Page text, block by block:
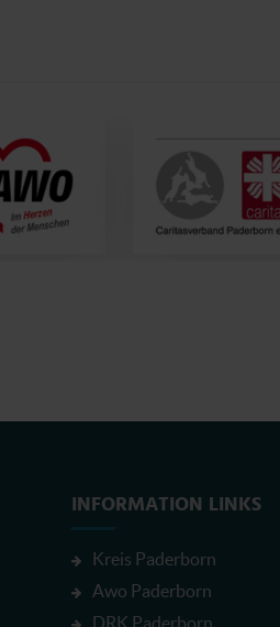
INFORMATION LINKS
Kreis Paderborn
Awo Paderborn
DRK Paderborn